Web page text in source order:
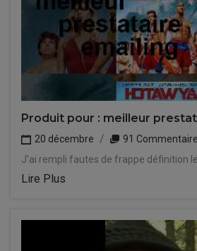
Produit pour : meilleur
20 décembre
91
J'ai rempli fautes de frappe définition
Lire Plus